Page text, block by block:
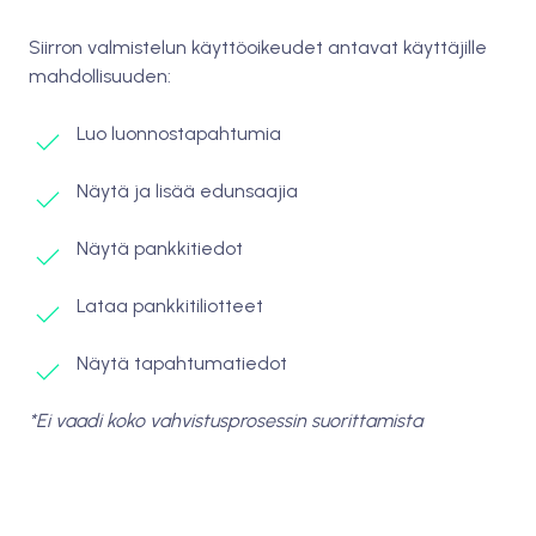
Siirron valmistelun käyttöoikeudet antavat käyttäjille
mahdollisuuden:
Luo luonnostapahtumia
Näytä ja lisää edunsaajia
Näytä pankkitiedot
Lataa pankkitiliotteet
Näytä tapahtumatiedot
*Ei vaadi koko vahvistusprosessin suorittamista